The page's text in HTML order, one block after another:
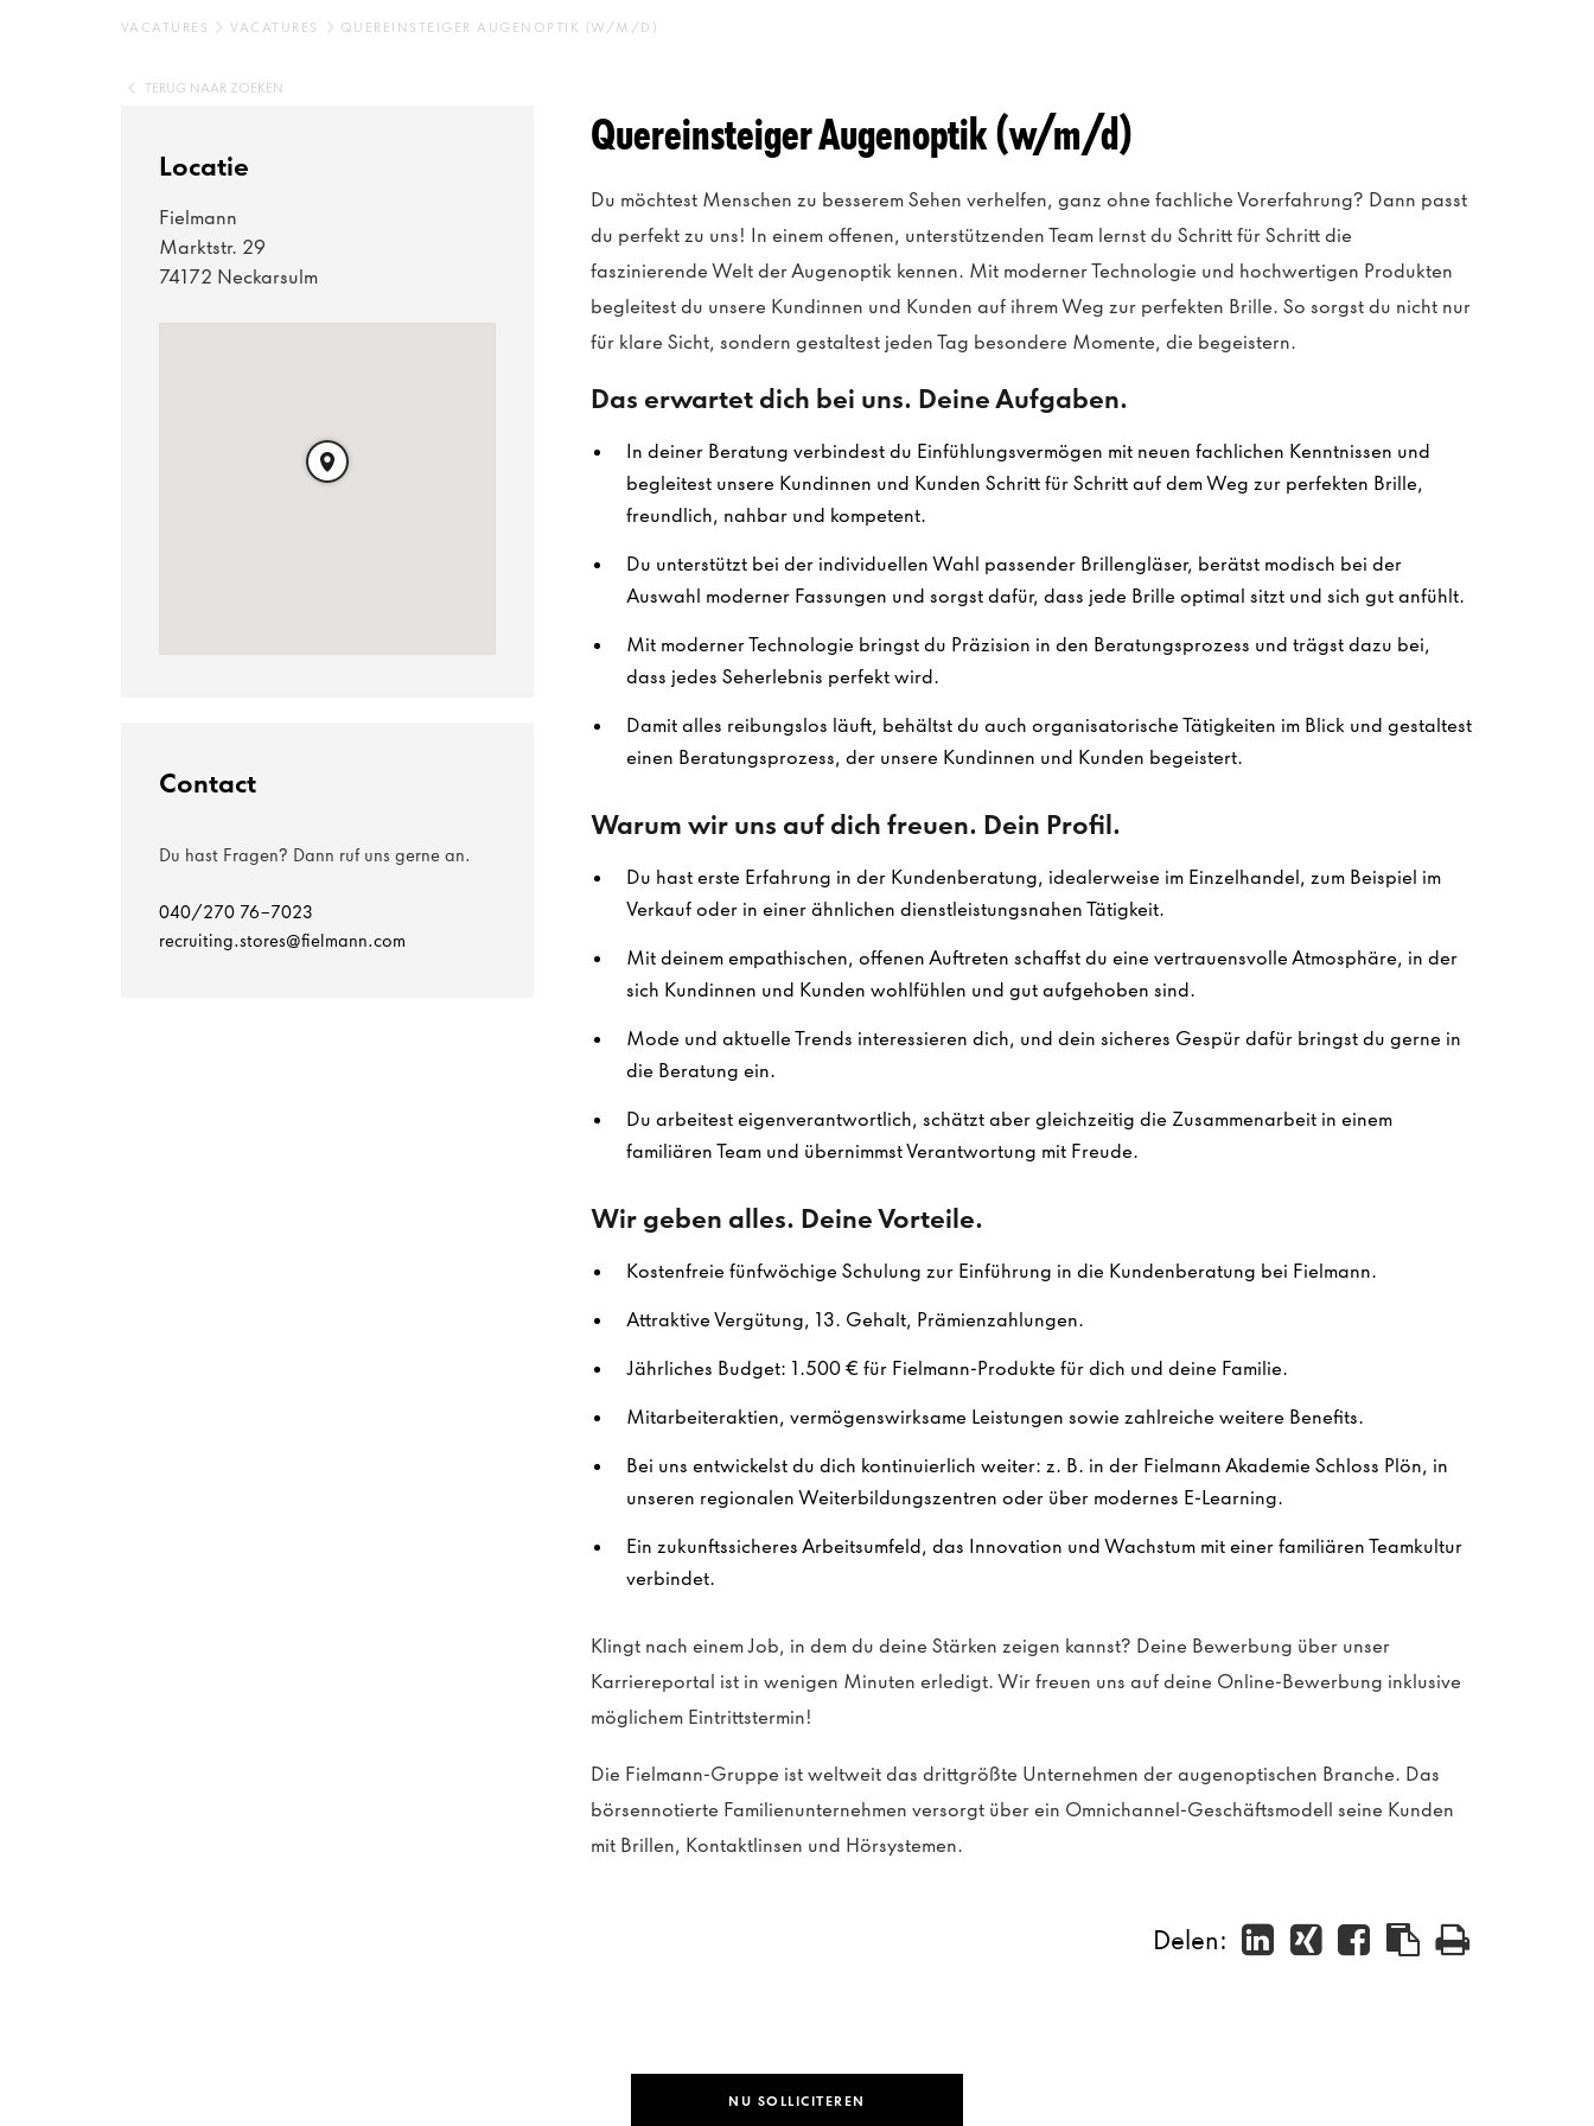
VACATURES VACATURES QUEREINSTEIGER AUGENOPTIK (W/M/D)
TERUG NAAR ZOEKEN
Quereinsteiger Augenoptik (w/m/d)
Du möchtest Menschen zu besserem Sehen verhelfen, ganz ohne fachliche Vorerfahrung? Dann passt
du perfekt zu uns! In einem offenen, unterstützenden Team lernst du Schritt für Schritt die
faszinierende Welt der Augenoptik kennen. Mit moderner Technologie und hochwertigen Produkten
begleitest du unsere Kundinnen und Kunden auf ihrem Weg zur perfekten Brille. So sorgst du nicht nur
für klare Sicht, sondern gestaltest jeden Tag besondere Momente, die begeistern.
Das erwartet dich bei uns. Deine Aufgaben.
In deiner Beratung verbindest du Einfühlungsvermögen mit neuen fachlichen Kenntnissen und
begleitest unsere Kundinnen und Kunden Schritt für Schritt auf dem Weg zur perfekten Brille,
freundlich, nahbar und kompetent.
Du unterstützt bei der individuellen Wahl passender Brillengläser, berätst modisch bei der
Auswahl moderner Fassungen und sorgst dafür, dass jede Brille optimal sitzt und sich gut anfühlt.
Mit moderner Technologie bringst du Präzision in den Beratungsprozess und trägst dazu bei,
dass jedes Seherlebnis perfekt wird.
Damit alles reibungslos läuft, behältst du auch organisatorische Tätigkeiten im Blick und gestaltest
einen Beratungsprozess, der unsere Kundinnen und Kunden begeistert.
Warum wir uns auf dich freuen. Dein Profil.
Du hast erste Erfahrung in der Kundenberatung, idealerweise im Einzelhandel, zum Beispiel im
Verkauf oder in einer ähnlichen dienstleistungsnahen Tätigkeit.
Mit deinem empathischen, offenen Auftreten schaffst du eine vertrauensvolle Atmosphäre, in der
sich Kundinnen und Kunden wohlfühlen und gut aufgehoben sind.
Mode und aktuelle Trends interessieren dich, und dein sicheres Gespür dafür bringst du gerne in
die Beratung ein.
Du arbeitest eigenverantwortlich, schätzt aber gleichzeitig die Zusammenarbeit in einem
familiären Team und übernimmst Verantwortung mit Freude.
Wir geben alles. Deine Vorteile.
Kostenfreie fünfwöchige Schulung zur Einführung in die Kundenberatung bei Fielmann.
Attraktive Vergütung, 13. Gehalt, Prämienzahlungen.
Jährliches Budget: 1.500 € für Fielmann-Produkte für dich und deine Familie.
Mitarbeiteraktien, vermögenswirksame Leistungen sowie zahlreiche weitere Benefits.
Bei uns entwickelst du dich kontinuierlich weiter: z. B. in der Fielmann Akademie Schloss Plön, in
unseren regionalen Weiterbildungszentren oder über modernes E-Learning.
Ein zukunftssicheres Arbeitsumfeld, das Innovation und Wachstum mit einer familiären Teamkultur
verbindet.
Klingt nach einem Job, in dem du deine Stärken zeigen kannst? Deine Bewerbung über unser
Karriereportal ist in wenigen Minuten erledigt. Wir freuen uns auf deine Online-Bewerbung inklusive
möglichem Eintrittstermin!
Die Fielmann-Gruppe ist weltweit das drittgrößte Unternehmen der augenoptischen Branche. Das
börsennotierte Familienunternehmen versorgt über ein Omnichannel-Geschäftsmodell seine Kunden
mit Brillen, Kontaktlinsen und Hörsystemen.
NU SOLLICITEREN
Delen:
Locatie
Fielmann
Marktstr. 29
74172 Neckarsulm
Contact
Du hast Fragen? Dann ruf uns gerne an.
040/270 76-7023
recruiting.stores@fielmann.com